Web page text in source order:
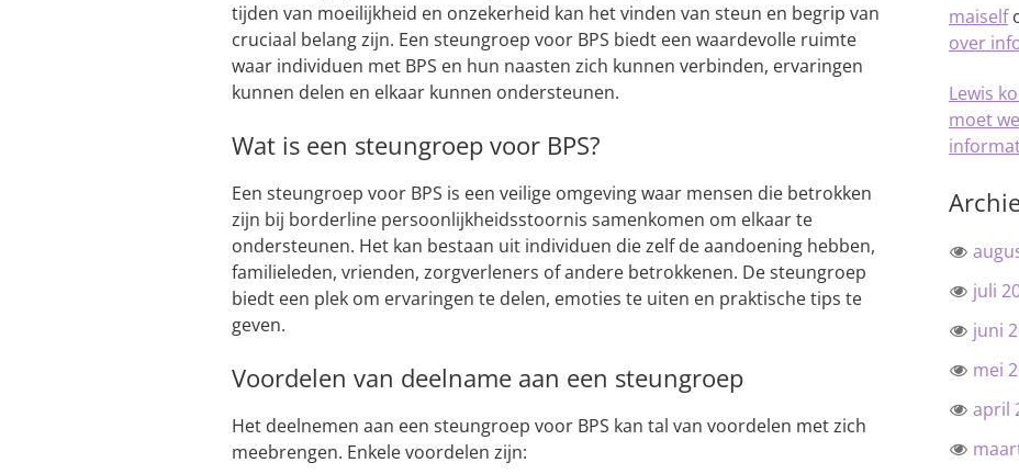
tijden van moeilijkheid en onzekerheid kan het vinden van steun en begrip van
cruciaal belang zijn. Een steungroep voor BPS biedt een waardevolle ruimte
waar individuen met BPS en hun naasten zich kunnen verbinden, ervaringen
kunnen delen en elkaar kunnen ondersteunen.
Wat is een steungroep voor BPS?
Een steungroep voor BPS is een veilige omgeving waar mensen die betrokken
zijn bij borderline persoonlijkheidsstoornis samenkomen om elkaar te
ondersteunen. Het kan bestaan uit individuen die zelf de aandoening hebben,
familieleden, vrienden, zorgverleners of andere betrokkenen. De steungroep
biedt een plek om ervaringen te delen, emoties te uiten en praktische tips te
geven.
Voordelen van deelname aan een steungroep
Het deelnemen aan een steungroep voor BPS kan tal van voordelen met zich
meebrengen. Enkele voordelen zijn:
maiself
over
Lewis
moet
juli
juni
mei
april